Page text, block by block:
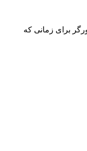
برای زمانی که